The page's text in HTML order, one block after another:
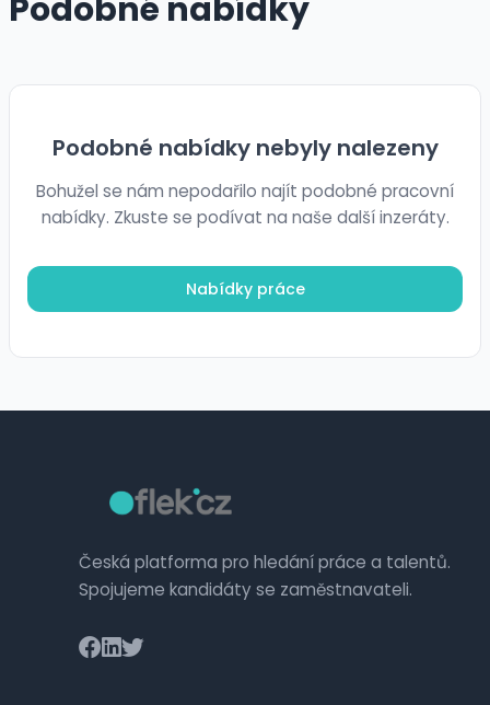
Podobné nabídky
Podobné nabídky nebyly nalezeny
Bohužel se nám nepodařilo najít podobné pracovní
nabídky. Zkuste se podívat na naše další inzeráty.
Nabídky práce
Česká platforma pro hledání práce a talentů.
Spojujeme kandidáty se zaměstnavateli.